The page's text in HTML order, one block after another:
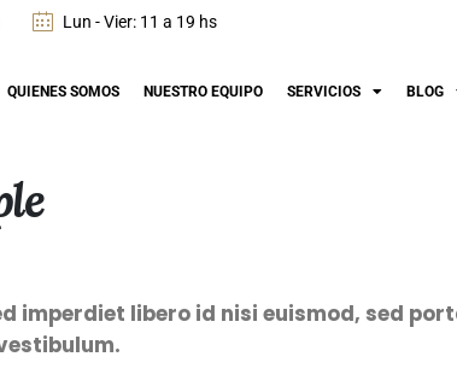
Lun - Vier: 11 a 19 hs
QUIENES SOMOS NUESTRO EQUIPO SERVICIOS BLOG
imperdiet libero id nisi euismod, sed